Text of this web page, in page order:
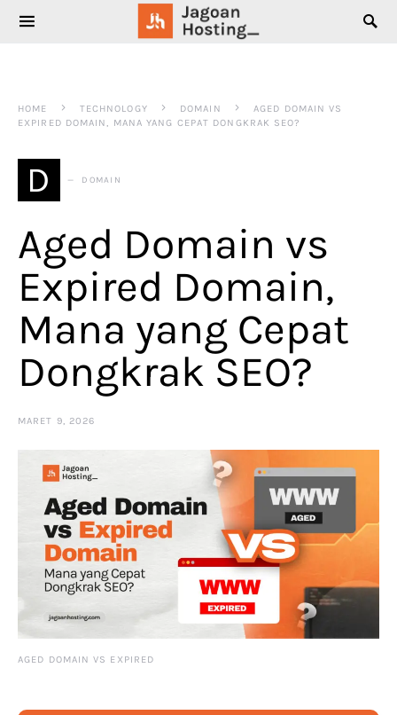
SEARCH FOR:
HOME TECHNOLOGY DOMAIN
AGED DOMAIN VS
EXPIRED DOMAIN, MANA YANG CEPAT DONGKRAK SEO?
D DOMAIN
Aged Domain vs
Expired Domain,
Mana yang Cepat
Dongkrak SEO?
MARET 9, 2026
AGED DOMAIN VS EXPIRED